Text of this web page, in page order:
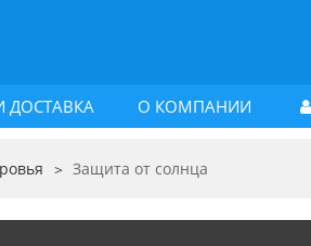
ДОСТАВКА О КОМПАНИИ
Защита от солнца